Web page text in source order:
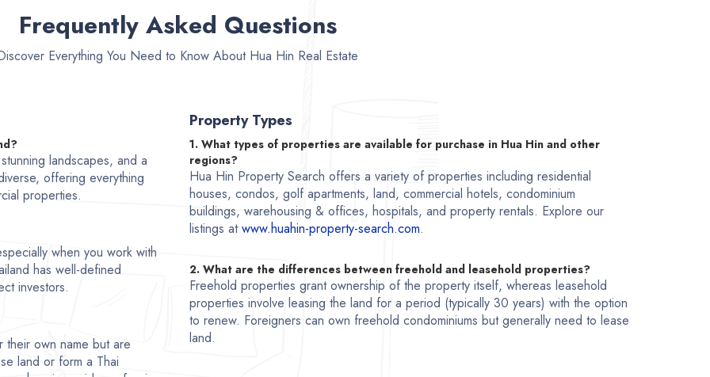
Frequently Asked Questions
Everything You Need to Know About Hua Hin Real Estate
landscapes, and a
offering everything
properties.
when you work with
has well-defined
investors.
their own name but are
land or form a Thai
Property Types
1. What types of properties are available for purchase in Hua Hin and other
regions?
Hua Hin Property Search offers a variety of properties including residential
houses, condos, golf apartments, land, commercial hotels, condominium
buildings, warehousing & offices, hospitals, and property rentals. Explore our
listings atwww.huahin-property-search.com.
2. What are the differences between freehold and leasehold properties?
Freehold properties grant ownership of the property itself, whereas leasehold
properties involve leasing the land for a period (typically 30 years) with the option
to renew. Foreigners can own freehold condominiums but generally need to lease
land.